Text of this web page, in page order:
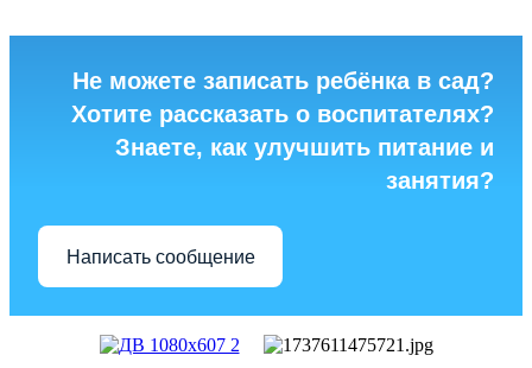
Не можете записать ребёнка в сад?
Хотите рассказать о воспитателях?
Знаете, как улучшить питание и
занятия?
Написать сообщение